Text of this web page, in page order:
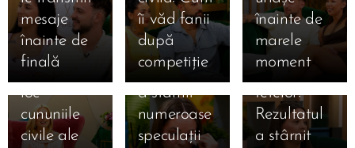
mesaje
înainte de
finală
îi văd fanii
după
competiție
înainte de
marele
moment
anunță
ediția
specială de
mâine! Au
loc
cununiile
civile ale
izbucnit în
lacrimi la
Mireasa!
Momentul
a stârnit
numeroase
speculații
după ce a
ocupat
locul 3 în
topul
fetelor!
Rezultatul
a stârnit